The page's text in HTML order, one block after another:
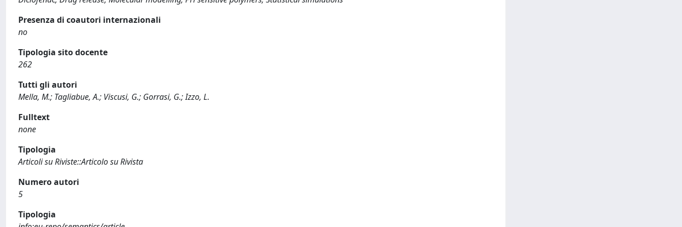
Presenza di coautori internazionali
no
Tipologia sito docente
262
Tutti gli autori
Mella, M.; Tagliabue, A.; Viscusi, G.; Gorrasi, G.; Izzo, L.
Fulltext
none
Tipologia
Articoli su Riviste::Articolo su Rivista
Numero autori
5
Tipologia